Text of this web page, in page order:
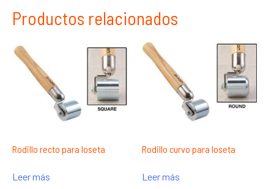
Productos relacionados
Rodillo recto para loseta
Leer más
Rodillo curvo para loseta
Leer más